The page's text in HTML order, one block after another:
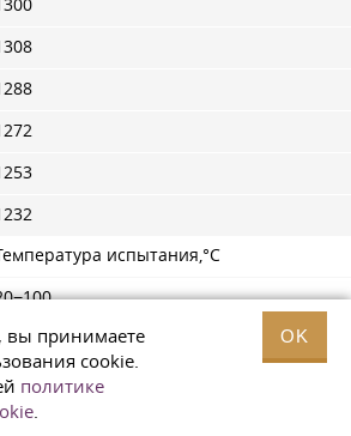
вы принимаете
cookie.
политике
.
OK
испытания,°С